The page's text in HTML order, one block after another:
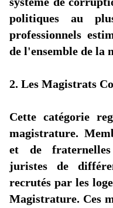
politiques au
professionnels
de l'ensemble de la
2. Les Magistrats
Cette catégorie
magistrature.
et de
juristes de
recrutés par les
Magistrature. Ces